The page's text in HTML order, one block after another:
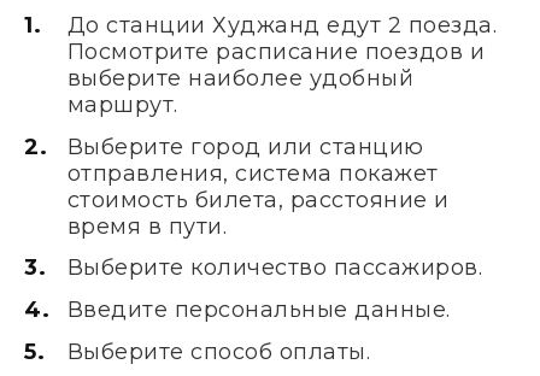
До станции Худжанд едут 2 поезда.
Посмотрите расписание поездов и
выберите наиболее удобный
маршрут.
Выберите город или станцию
отправления, система покажет
стоимость билета, расстояние и
время в пути.
Выберите количество пассажиров.
Введите персональные данные.
Выберите способ оплаты.